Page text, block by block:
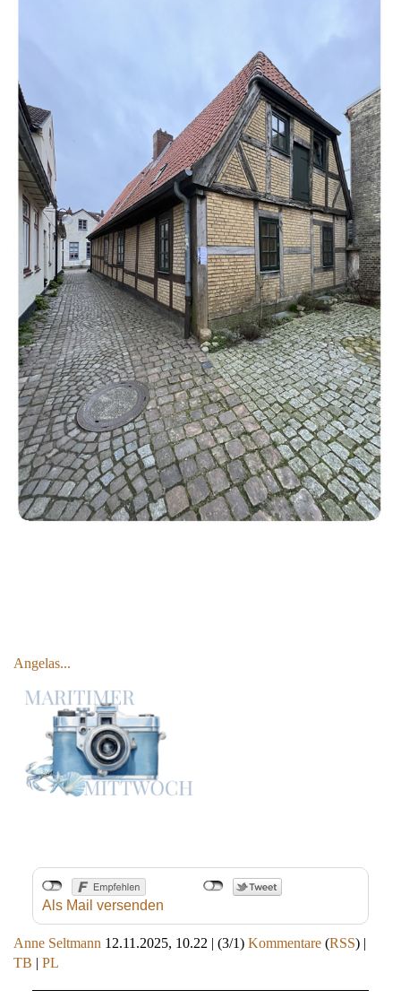
Angelas...
Als Mail versenden
Anne Seltmann 12.11.2025, 10.22 | (3/1) Kommentare (RSS) |
TB | PL